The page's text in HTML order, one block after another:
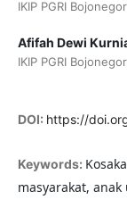
IKIP PGRI
Afifah Dewi
IKIP PGRI
DOI: https://
Keywords:
masyarakat, anak